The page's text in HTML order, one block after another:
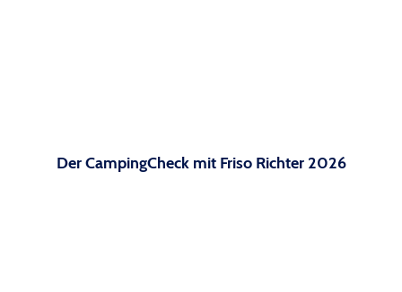
Der CampingCheck mit Friso Richter 2026